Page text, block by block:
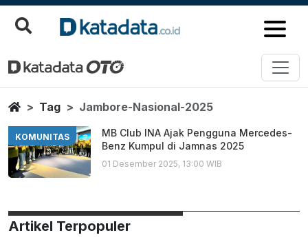
Jambore Nasional 2025
Berita Terbaru
HomeTag Jambore-Nasional-2025
KOMUNITAS
MB Club INA Ajak Pengguna Mercedes-
Benz Kumpul di Jamnas 2025
01 Desember 2025, 13:00 WIB
Artikel Terpopuler